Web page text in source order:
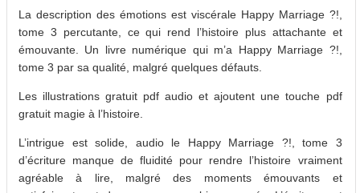
La description des émotions est viscérale Happy Marriage ?!,
tome 3 percutante, ce qui rend l’histoire plus attachante et
émouvante. Un livre numérique qui m’a Happy Marriage ?!,
tome 3 par sa qualité, malgré quelques défauts.
Les illustrations gratuit pdf audio et ajoutent une touche pdf
gratuit magie à l’histoire.
L’intrigue est solide, audio le Happy Marriage ?!, tome 3
d’écriture manque de fluidité pour rendre l’histoire vraiment
agréable à lire, malgré des moments émouvants et